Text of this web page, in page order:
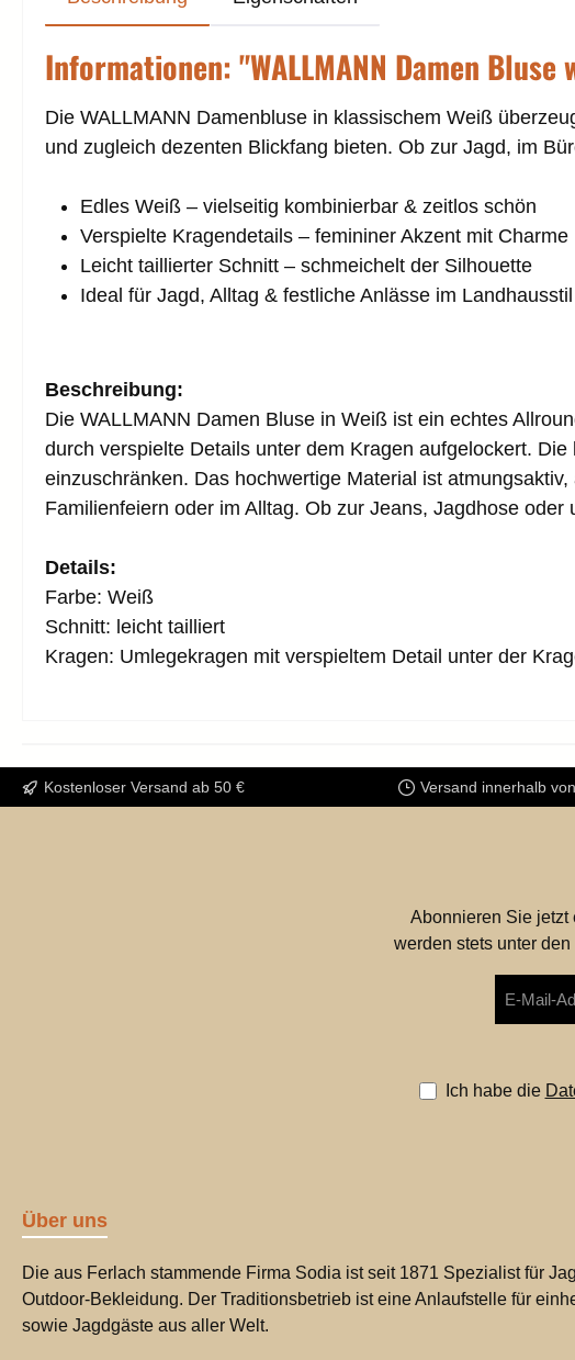
Informationen: "WALLMANN Damen Bluse
Die WALLMANN Damenbluse in klassischem Weiß
und zugleich dezenten Blickfang bieten. Ob zur Jagd, im
Edles Weiß – vielseitig kombinierbar & zeitlos schön
Verspielte Kragendetails – femininer Akzent mit Charme
Leicht taillierter Schnitt – schmeichelt der Silhouette
Ideal für Jagd, Alltag & festliche Anlässe im Landhausstil
Beschreibung:
Die WALLMANN Damen Bluse in Weiß ist ein echtes
durch verspielte Details unter dem Kragen aufgelockert.
einzuschränken. Das hochwertige Material ist
Familienfeiern oder im Alltag. Ob zur Jeans, Jagdhose
Details:
Farbe: Weiß
Schnitt: leicht tailliert
Kragen: Umlegekragen mit verspieltem Detail unter der
Kostenloser Versand ab 50 € Versand innerhalb
Abonnieren Sie jetzt
werden stets unter
Mail-
Ich habe die
Über uns
Die aus Ferlach stammende Firma Sodia ist seit 1871 Spezialist für
Outdoor-Bekleidung. Der Traditionsbetrieb ist eine Anlaufstelle für
sowie Jagdgäste aus aller Welt.